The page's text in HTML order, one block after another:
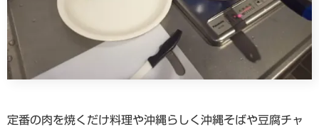
定番の肉を焼くだけ料理や沖縄らしく沖縄そばや豆腐チャ